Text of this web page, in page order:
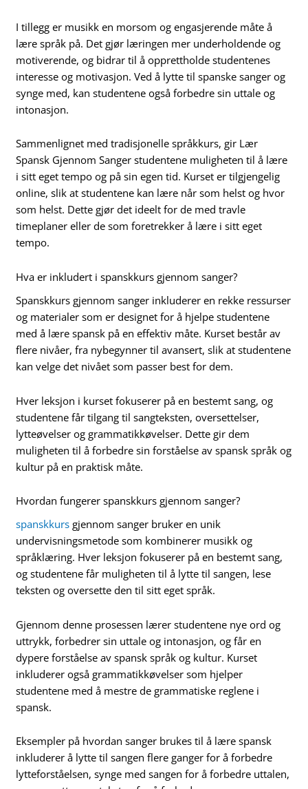
I tillegg er musikk en morsom og engasjerende måte å
lære språk på. Det gjør læringen mer underholdende og
motiverende, og bidrar til å opprettholde studentenes
interesse og motivasjon. Ved å lytte til spanske sanger og
synge med, kan studentene også forbedre sin uttale og
intonasjon.
Sammenlignet med tradisjonelle språkkurs, gir Lær
Spansk Gjennom Sanger studentene muligheten til å lære
i sitt eget tempo og på sin egen tid. Kurset er tilgjengelig
online, slik at studentene kan lære når som helst og hvor
som helst. Dette gjør det ideelt for de med travle
timeplaner eller de som foretrekker å lære i sitt eget
tempo.
Hva er inkludert i spanskkurs gjennom sanger?
Spanskkurs gjennom sanger inkluderer en rekke ressurser
og materialer som er designet for å hjelpe studentene
med å lære spansk på en effektiv måte. Kurset består av
flere nivåer, fra nybegynner til avansert, slik at studentene
kan velge det nivået som passer best for dem.
Hver leksjon i kurset fokuserer på en bestemt sang, og
studentene får tilgang til sangteksten, oversettelser,
lytteøvelser og grammatikkøvelser. Dette gir dem
muligheten til å forbedre sin forståelse av spansk språk og
kultur på en praktisk måte.
Hvordan fungerer spanskkurs gjennom sanger?
spanskkurs gjennom sanger bruker en unik
undervisningsmetode som kombinerer musikk og
språklæring. Hver leksjon fokuserer på en bestemt sang,
og studentene får muligheten til å lytte til sangen, lese
teksten og oversette den til sitt eget språk.
Gjennom denne prosessen lærer studentene nye ord og
uttrykk, forbedrer sin uttale og intonasjon, og får en
dypere forståelse av spansk språk og kultur. Kurset
inkluderer også grammatikkøvelser som hjelper
studentene med å mestre de grammatiske reglene i
spansk.
Eksempler på hvordan sanger brukes til å lære spansk
inkluderer å lytte til sangen flere ganger for å forbedre
lytteforståelsen, synge med sangen for å forbedre uttalen,